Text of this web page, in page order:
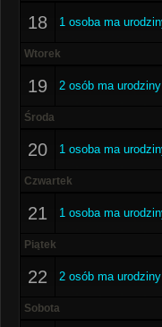
18 1 osoba ma
Wtorek
19 2 osób ma urodziny
Środa
20 1 osoba ma
Czwartek
21 1 osoba ma
Piątek
22 2 osób ma urodziny
Sobota